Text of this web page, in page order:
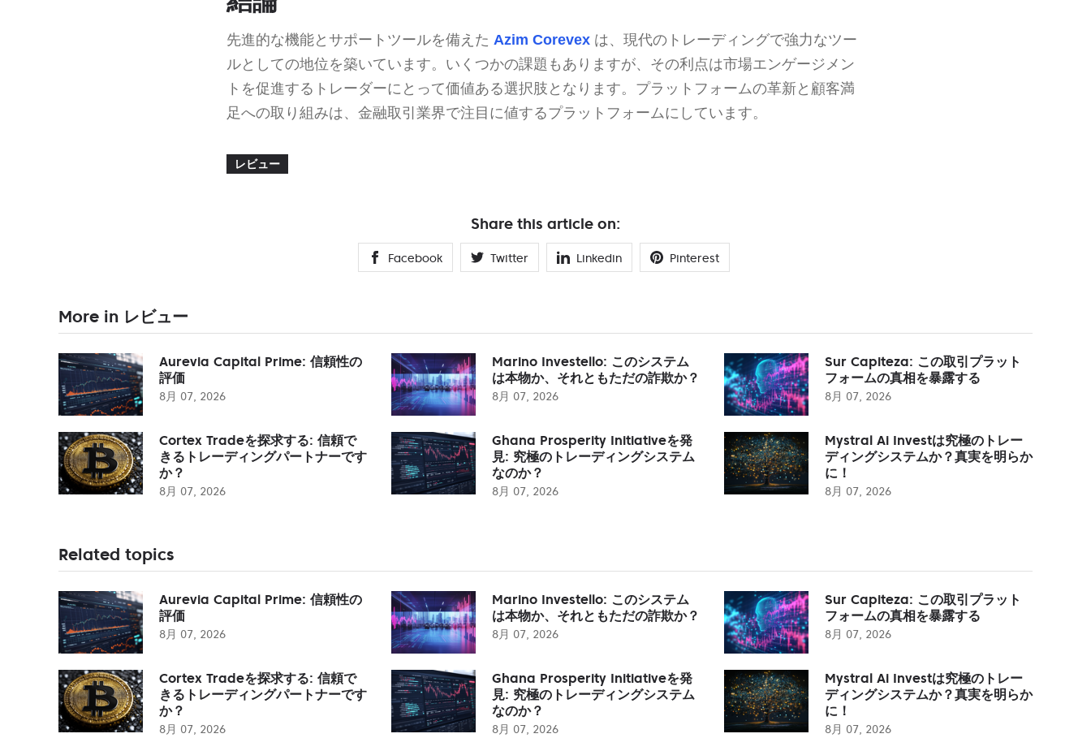
先進的な機能とサポートツールを備えた Azim Corevex は、現代のトレーディングで強力なツー
ルとしての地位を築いています。いくつかの課題もありますが、その利点は市場エンゲージメン
トを促進するトレーダーにとって価値ある選択肢となります。プラットフォームの革新と顧客満
足への取り組みは、金融取引業界で注目に値するプラットフォームにしています。
レビュー
Share this article on:
Facebook Twitter Linkedin Pinterest
More in レビュー
Aurevia Capital Prime: 信頼性の
評価
8月 07, 2026
Marino Investello: このシステム
は本物か、それともただの詐欺か？
8月 07, 2026
Sur Capiteza: この取引プラット
フォームの真相を暴露する
8月 07, 2026
Cortex Tradeを探求する: 信頼で
きるトレーディングパートナーです
か？
8月 07, 2026
Ghana Prosperity Initiativeを発
見: 究極のトレーディングシステム
なのか？
8月 07, 2026
Mystral Ai Investは究極のトレー
ディングシステムか？真実を明らか
に！
8月 07, 2026
Related topics
Aurevia Capital Prime: 信頼性の
評価
8月 07, 2026
Marino Investello: このシステム
は本物か、それともただの詐欺か？
8月 07, 2026
Sur Capiteza: この取引プラット
フォームの真相を暴露する
8月 07, 2026
Cortex Tradeを探求する: 信頼で
きるトレーディングパートナーです
か？
8月 07, 2026
Ghana Prosperity Initiativeを発
見: 究極のトレーディングシステム
なのか？
8月 07, 2026
Mystral Ai Investは究極のトレー
ディングシステムか？真実を明らか
に！
8月 07, 2026